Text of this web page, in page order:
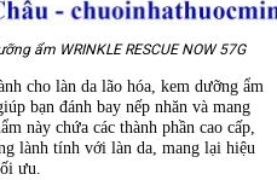
ẩm WRINKLE RESCUE NOW 57G
cho làn da lão hóa, kem dưỡng ẩm
bạn đánh bay nếp nhăn và mang
này chứa các thành phần cao cấp,
lành tính với làn da, mang lại hiệu
ưu.